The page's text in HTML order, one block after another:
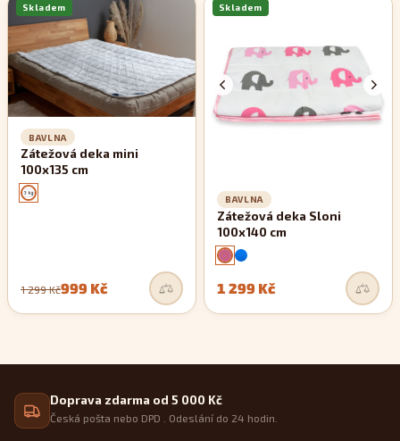
Skladem
BAVLNA
Zátežová deka mini
100x135 cm
1 299 Kč999 Kč
Skladem
BAVLNA
Zátežová deka Sloni
100x140 cm
1 299 Kč
Doprava zdarma od 5 000 Kč
Česká pošta nebo DPD . Odeslání do 24 hodin.